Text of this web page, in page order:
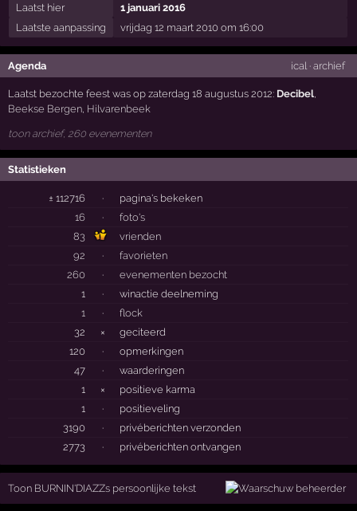
Laatst hier
1 januari 2016
Laatste aanpassing
vrijdag 12 maart 2010 om 16:00
Agenda ical· archief
Laatst bezochte feest was op zaterdag 18 augustus 2012: Decibel
Beekse Bergen Hilvarenbeek
toon archief, 260 evenementen
Statistieken
± 112716 ·
pagina's bekeken
16
·
foto's
83
vrienden
92
·
favorieten
260
·
evenementen bezocht
1
·
winactie deelneming
1
·
flock
32
×
geciteerd
120
·
opmerkingen
47
·
waarderingen
1
×
positieve karma
1
·
positieveling
3190
·
privéberichten verzonden
2773
· privéberichten ontvangen
Toon BURNIN'DIAZZs persoonlijke tekst